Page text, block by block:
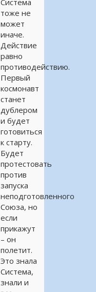
Система
тоже не
может
иначе.
Действие
равно
противодействию.
Первый
космонавт
станет
дублером
и будет
готовиться
к старту.
Будет
протестовать
против
запуска
неподготовленного
Союза, но
если
прикажут
– он
полетит.
Это знала
Система,
знали и